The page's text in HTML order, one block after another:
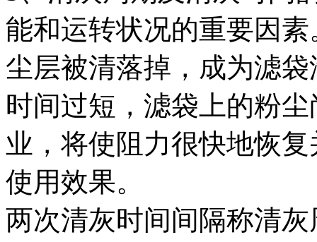
能和运转状况的重要因
尘层被清落掉，成为滤
时间过短，滤袋上的粉
业，将使阻力很快地恢
使用效果。
两次清灰时间间隔称清